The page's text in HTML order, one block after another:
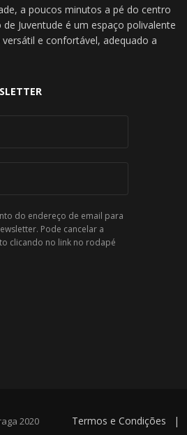
a poucos minutos a pé do centro
Juventude é um espaço polivalente
e confortável, adequado a
do endereço de email para
Pode cancelar a
clicando no link no rodapé
2020 Termos e Condições |